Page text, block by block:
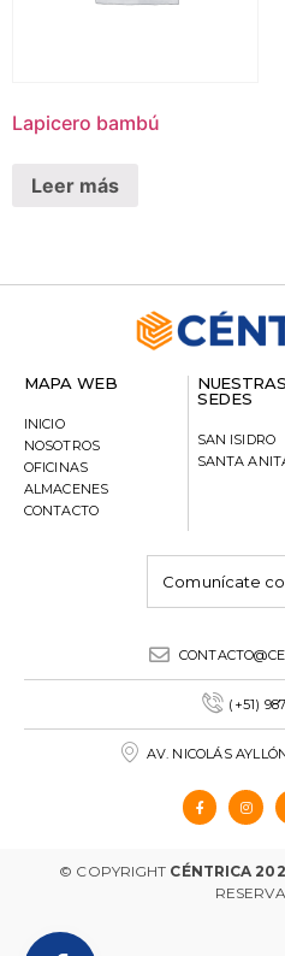
Lapicero bambú
Leer más
MAPA WEB
INICIO
NOSOTROS
OFICINAS
ALMACENES
CONTACTO
NUESTRAS
SEDES
SAN ISIDRO
SANTA
Comunícate
(+51)
AV. NICOLÁS
© COPYRIGHT CÉNTRICA